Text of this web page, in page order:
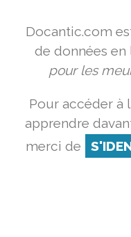
Docantic.com
de données en
pour les
Pour accéder à
apprendre
merci de